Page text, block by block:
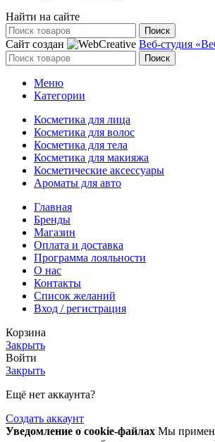
Найти на сайте
Поиск
Сайт создан Веб-студия
Поиск
Меню
Категории
Косметика для лица
Косметика для волос
Косметика для тела
Косметика для макияжа
Косметические аксессуары
Ароматы для авто
Главная
Бренды
Магазин
Оплата и доставка
Программа лояльности
О нас
Контакты
Список желаний
Вход / регистрация
Корзина
Закрыть
Войти
Закрыть
Ещё нет аккаунта?
Создать аккаунт
Уведомление о cookie-файлах Мы